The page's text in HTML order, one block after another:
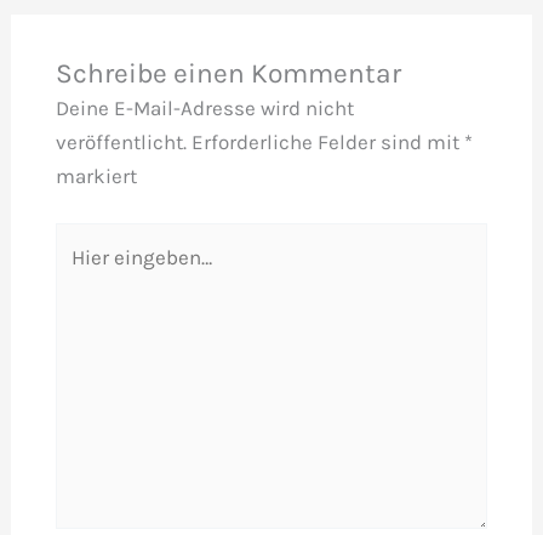
Schreibe einen Kommentar
Deine E-Mail-Adresse wird nicht
veröffentlicht. Erforderliche Felder sind mit *
markiert
eingeben…